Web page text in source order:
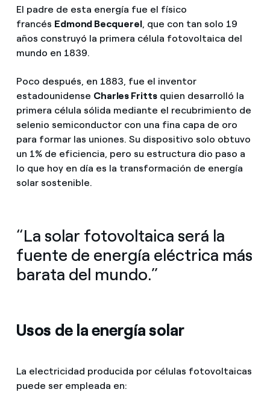
El padre de esta energía fue el físico
francés Edmond Becquerel, que con tan solo 19
años construyó la primera célula fotovoltaica del
mundo en 1839.
Poco después, en 1883, fue el inventor
estadounidense Charles Frittsquien desarrolló la
primera célula sólida mediante el recubrimiento de
selenio semiconductor con una fina capa de oro
para formar las uniones. Su dispositivo solo obtuvo
un 1% de eficiencia, pero su estructura dio paso a
lo que hoy en día es la transformación de energía
solar sostenible.
“La solar fotovoltaica será la
fuente de energía eléctrica más
barata del mundo.”
Usos de la energía solar
La electricidad producida por células fotovoltaicas
puede ser empleada en: